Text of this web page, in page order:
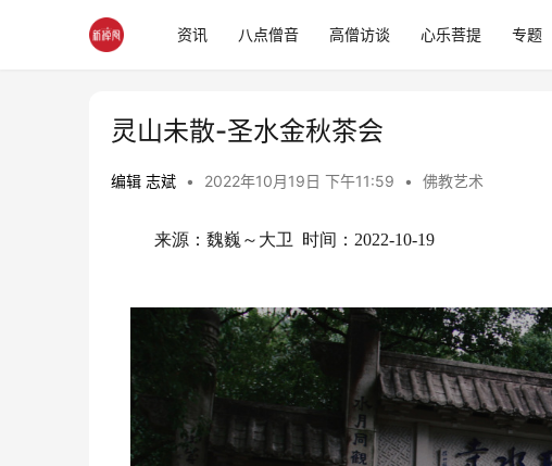
资讯 八点僧音 高僧访谈 心乐菩提 专题
灵山未散-圣水金秋茶会
编辑 志斌 • 2022年10月19日 下午11:59 • 佛教艺术
来源：魏巍～大卫  时间： 2022-10-19